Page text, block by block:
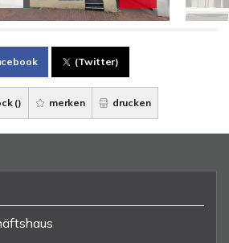
(Twitter)
() merken drucken